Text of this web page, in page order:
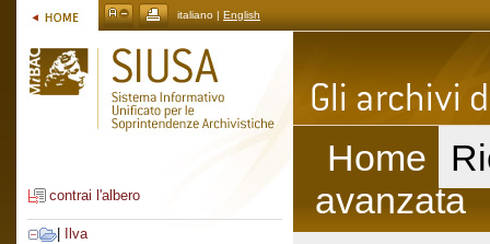
italiano | English
contrai l'albero
Ilva
Home
avanzata